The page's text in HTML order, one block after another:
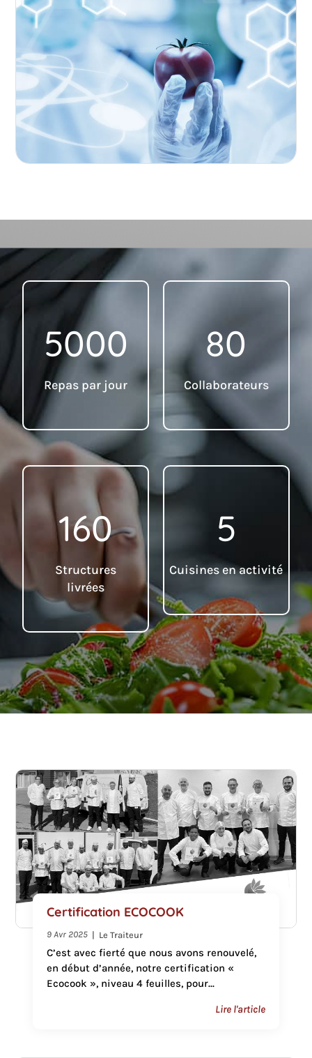
des solutions culinaires avant-gardistes
pour répondre aux besoins variés de nos
clients, tout en intégrant les enjeux
sociétaux, environnementaux et
nutritionnels.
Votre vision, notre création !
5000
Repas par jour
80
Collaborateurs
160
Structures
livrées
5
Cuisines en activité
Certification ECOCOOK
9 Avr 2025 Le Traiteur
C’est avec fierté que nous avons renouvelé,
en début d’année, notre certification «
Ecocook », niveau 4 feuilles, pour...
Lire l'article